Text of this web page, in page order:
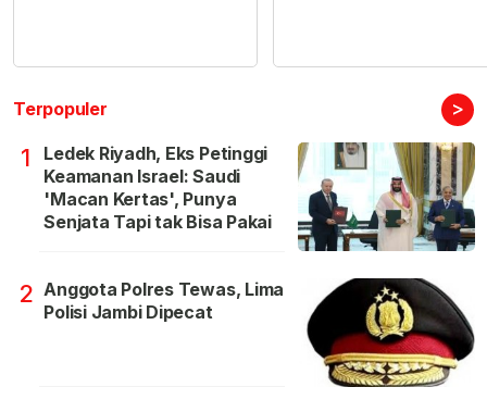
Terpopuler >
1
Ledek Riyadh, Eks Petinggi
Keamanan Israel: Saudi
'Macan Kertas', Punya
Senjata Tapi tak Bisa Pakai
2 Anggota Polres Tewas, Lima
Polisi Jambi Dipecat